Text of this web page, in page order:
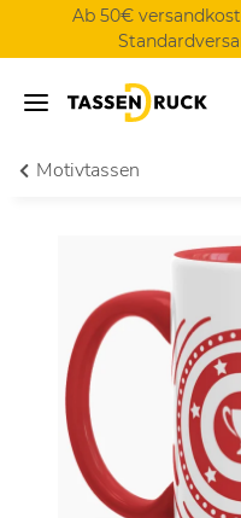
Ab 50€
Motivtassen